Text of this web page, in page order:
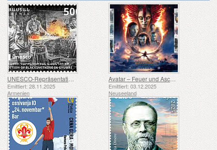
UNESCO-Repräsentative Liste des Immateriellen Kulturerbes der Menschheit – Schmiedetradition in Gyumri
Emittiert: 28.11.2025
Armenien
Avatar – Feuer und Asche
Emittiert: 03.12.2025
Neuseeland